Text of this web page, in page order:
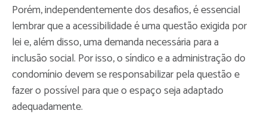
Porém, independentemente dos desafios, é essencial
lembrar que a acessibilidade é uma questão exigida por
lei e, além disso, uma demanda necessária para a
inclusão social. Por isso, o síndico e a administração do
condomínio devem se responsabilizar pela questão e
fazer o possível para que o espaço seja adaptado
adequadamente.